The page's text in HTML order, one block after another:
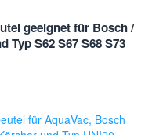
geeignet für Bosch /
Typ S62 S67 S68 S73